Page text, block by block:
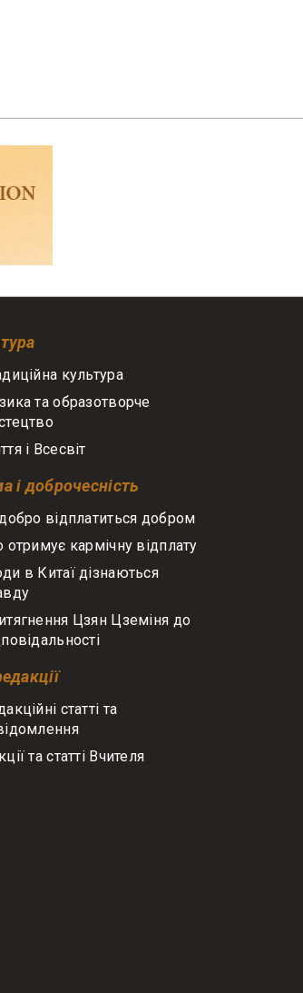
культура
та образотворче
і Всесвіт
і доброчесність
відплатиться добром
отримує кармічну відплату
в Китаї дізнаються
Цзян Цземіня до
статті та
та статті Вчителя